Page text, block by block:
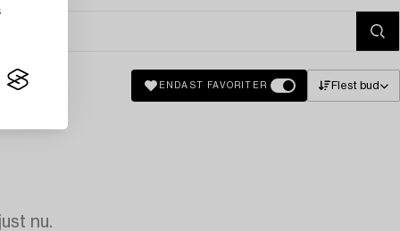
ENDAST FAVORITER Flest bud
nu.